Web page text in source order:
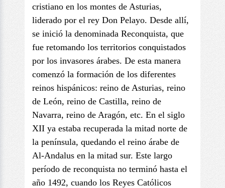
cristiano en los montes de Asturias,
liderado por el rey Don Pelayo. Desde allí,
se inició la denominada Reconquista, que
fue retomando los territorios conquistados
por los invasores árabes. De esta manera
comenzó la formación de los diferentes
reinos hispánicos: reino de Asturias, reino
de León, reino de Castilla, reino de
Navarra, reino de Aragón, etc. En el siglo
XII ya estaba recuperada la mitad norte de
la península, quedando el reino árabe de
Al-Andalus en la mitad sur. Este largo
período de reconquista no terminó hasta el
año 1492, cuando los Reyes Católicos